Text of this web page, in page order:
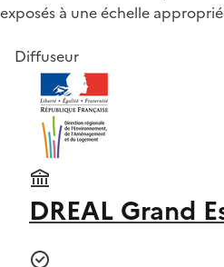
exposés à une échelle
Diffuseur
DREAL Grand